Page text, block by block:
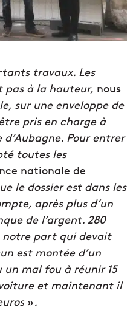
travaux. Les
pas à la hauteur, nous
sur une enveloppe de
pris en charge à
d’Aubagne. Pour entrer
toutes les
nationale de
le dossier est dans les
après plus d’un
de l’argent. 280
notre part qui devait
est montée d’un
un mal fou à réunir 15
et maintenant il
».